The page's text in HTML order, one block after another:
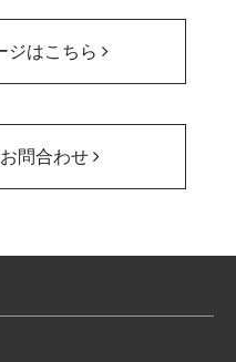
ジはこちら
問合わせ